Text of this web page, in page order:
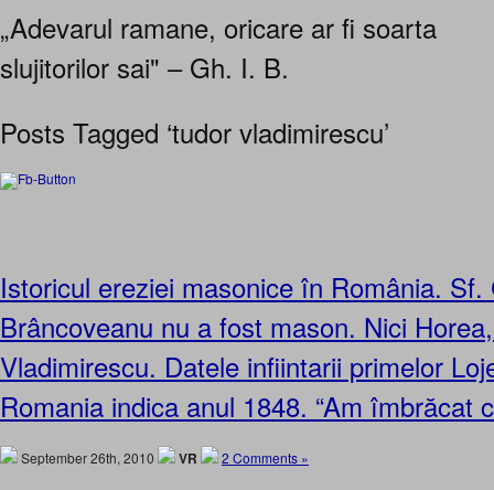
„Adevarul ramane, oricare ar fi soarta
slujitorilor sai" – Gh. I. B.
Posts Tagged ‘tudor vladimirescu’
Istoricul ereziei masonice în România. Sf.
Brâncoveanu nu a fost mason. Nici
Vladimirescu. Datele infiintarii primelor
Romania indica anul 1848. “Am îmbrăcat
September 26th, 2010 VR 2 Comments »